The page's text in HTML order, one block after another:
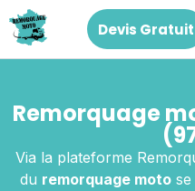
Devis Gratuit
Remorquage
Via la plateforme
du remorquage motose